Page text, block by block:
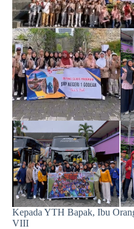
Kepada YTH Bapak, Ibu
VIII